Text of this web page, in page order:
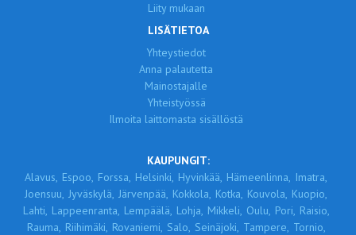
Liity mukaan
LISÄTIETOA
Yhteystiedot
Anna palautetta
Mainostajalle
Yhteistyössä
Ilmoita laittomasta sisällöstä
KAUPUNGIT:
Alavus, Espoo, Forssa, Helsinki, Hyvinkää, Hämeenlinna, Imatra,
Joensuu, Jyväskylä, Järvenpää, Kokkola, Kotka, Kouvola, Kuopio,
Lahti, Lappeenranta, Lempäälä, Lohja, Mikkeli, Oulu, Pori, Raisio,
Rauma, Riihimäki, Rovaniemi, Salo, Seinäjoki, Tampere, Tornio,